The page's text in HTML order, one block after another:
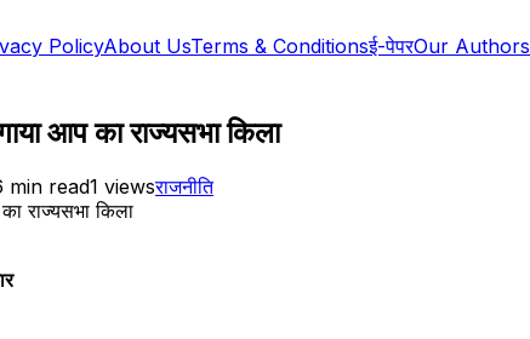
PolicyAbout UsTerms & Conditionsई-पेपरOur Authors
आप का राज्यसभा किला
min read1 viewsराजनीति